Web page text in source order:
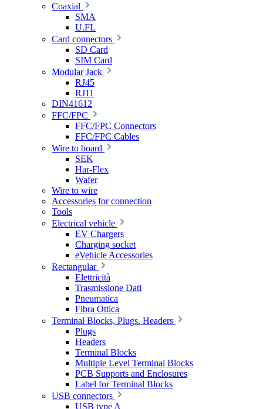
Coaxial
SMA
U.FL
Card connectors
SD Card
SIM Card
Modular Jack
RJ45
RJ11
DIN41612
FFC/FPC
FFC/FPC Connectors
FFC/FPC Cables
Wire to board
SEK
Har-Flex
Wafer
Wire to wire
Accessories for connection
Tools
Electrical vehicle
EV Chargers
Charging socket
eVehicle Accessories
Rectangular
Elettricità
Trasmissione Dati
Pneumatica
Fibra Ottica
Terminal Blocks, Plugs. Headers
Plugs
Headers
Terminal Blocks
Multiple Level Terminal Blocks
PCB Supports and Enclosures
Label for Terminal Blocks
USB connectors
USB type A